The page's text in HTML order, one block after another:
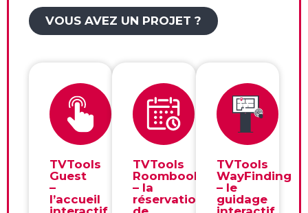
VOUS AVEZ UN PROJET ?
TVTools
Guest
–
l’accueil
TVTools
Roombooking
– la
réservation
TVTools
WayFinding
– le
guidage